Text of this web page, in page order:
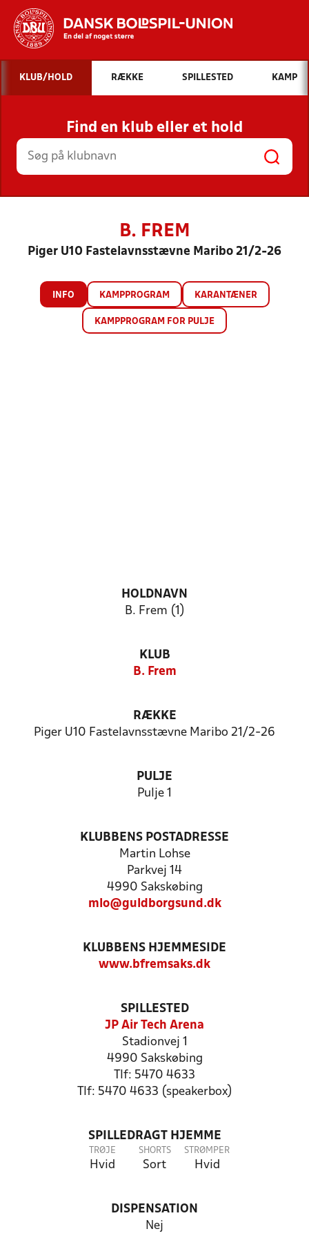
Hvad vil du søge efter?
INDHOLD OG NYHEDER
STILLINGER, RESULTATER, KLUBBER OG
HOLD
KLUB/HOLD RÆKKE SPILLESTED KAMP
Find en klub eller et hold
B. FREM
Piger U10 Fastelavnsstævne Maribo 21/2-26
INFO KAMPPROGRAM KARANTÆNER
KAMPPROGRAM FOR PULJE
HOLDNAVN
B. Frem (1)
KLUB
B. Frem
RÆKKE
Piger U10 Fastelavnsstævne Maribo 21/2-26
PULJE
Pulje 1
KLUBBENS POSTADRESSE
Martin Lohse
Parkvej 14
4990 Sakskøbing
mlo@guldborgsund.dk
KLUBBENS HJEMMESIDE
www.bfremsaks.dk
SPILLESTED
JP Air Tech Arena
Stadionvej 1
4990 Sakskøbing
Tlf: 5470 4633
Tlf: 5470 4633 (speakerbox)
SPILLEDRAGT HJEMME
TRØJE
Hvid
SHORTS
Sort
STRØMPER
Hvid
DISPENSATION
Nej